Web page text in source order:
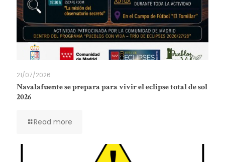
21/07/2026
Navalafuente se prepara para vivir el eclipse total de sol
2026
Read more